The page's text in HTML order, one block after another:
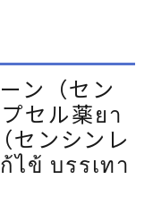
ン（セン
セル薬ยา
ンシンレ
ไข้ บรรเทา